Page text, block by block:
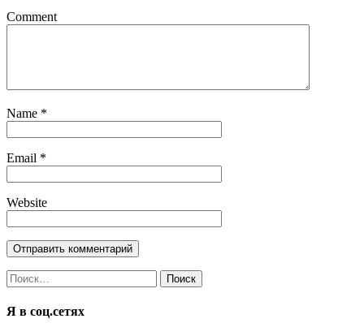
Comment
Name *
Email *
Website
Найти:
Я в соц.сетях